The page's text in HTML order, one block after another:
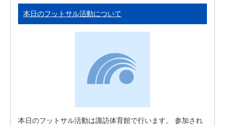
本日のフットサル活動について
本日のフットサル活動は諏訪体育館で行います。 参加され